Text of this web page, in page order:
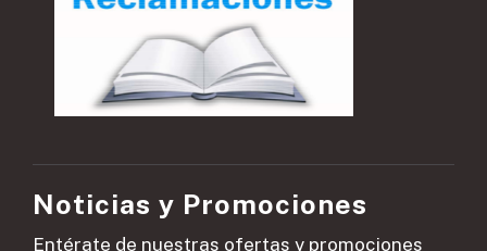
Noticias y Promociones
Entérate de nuestras ofertas y promociones